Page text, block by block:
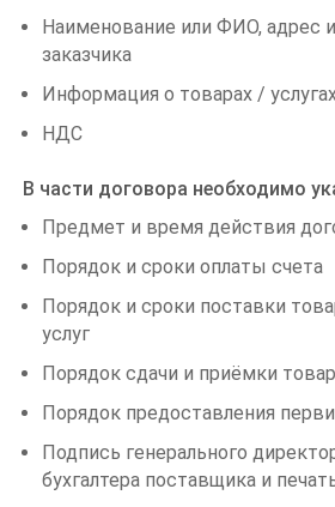
Наименование или ФИО, адрес
заказчика
Информация о товарах /
НДС
В части договора необходимо
Предмет и время действия
Порядок и сроки оплаты счета
Порядок и сроки поставки
услуг
Порядок сдачи и приёмки
Порядок предоставления
Подпись генерального
бухгалтера поставщика и